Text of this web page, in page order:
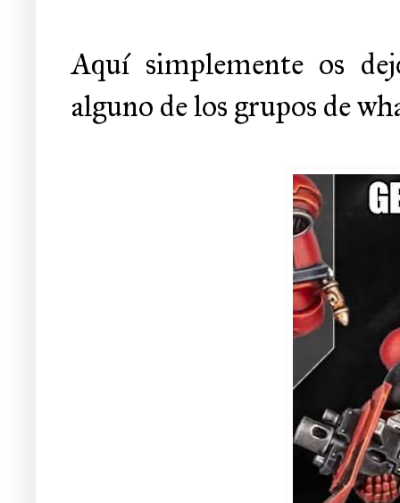
Aquí simplemente os
alguno de los grupos de